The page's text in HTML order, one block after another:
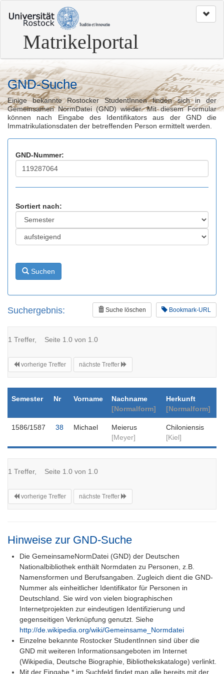
zum
Seitenanfang
Matrikelportal
GND-Suche
Einige bekannte Rostocker StudentInnen finden sich in der
Gemeinsamen NormDatei (GND) wieder. Mit diesem Formular
können nach Eingabe des Identifikators aus der GND die
Immatrikulationsdaten der betreffenden Person ermittelt werden.
GND-Nummer:
Sortiert nach:
Suchen
Suche löschen Bookmark-URL
Suchergebnis:
1 Treffer, Seite 1.0 von 1.0
vorherige Treffer nächste Treffer
Semester Nr Vorname
Nachname
[Normalform]
Herkunft
[Normalform]
1586/1587 38 Michael
Meierus
[Meyer]
Chiloniensis
[Kiel]
1 Treffer, Seite 1.0 von 1.0
vorherige Treffer nächste Treffer
Hinweise zur GND-Suche
Die GemeinsameNormDatei (GND) der Deutschen
Nationalbibliothek enthält Normdaten zu Personen, z.B.
Namensformen und Berufsangaben. Zugleich dient die GND-
Nummer als einheitlicher Identifikator für Personen in
Deutschland. Sie wird von vielen biographischen
Internetprojekten zur eindeutigen Identifizierung und
gegenseitigen Verknüpfung genutzt. Siehe
http://de.wikipedia.org/wiki/Gemeinsame_Normdatei
Einzelne bekannte Rostocker StudentInnen sind über die
GND mit weiteren Informationsangeboten im Internet
(Wikipedia, Deutsche Biographie, Bibliothekskataloge) verlinkt.
Mit der Eingabe * im Suchfeld findet man alle bereits mit der